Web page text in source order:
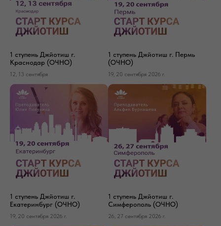
1 ступень Джйотиш г.
Краснодар (ОЧНО)
12, 13 сентября
1 ступень Джйотиш г. Пермь
(ОЧНО)
19, 20 сентября 2026 г.
1 ступень Джйотиш г.
Екатеринбург (ОЧНО)
19, 20 сентября 2026 г.
1 ступень Джйотиш г.
Симферополь (ОЧНО)
26, 27 сентября 2026 г.